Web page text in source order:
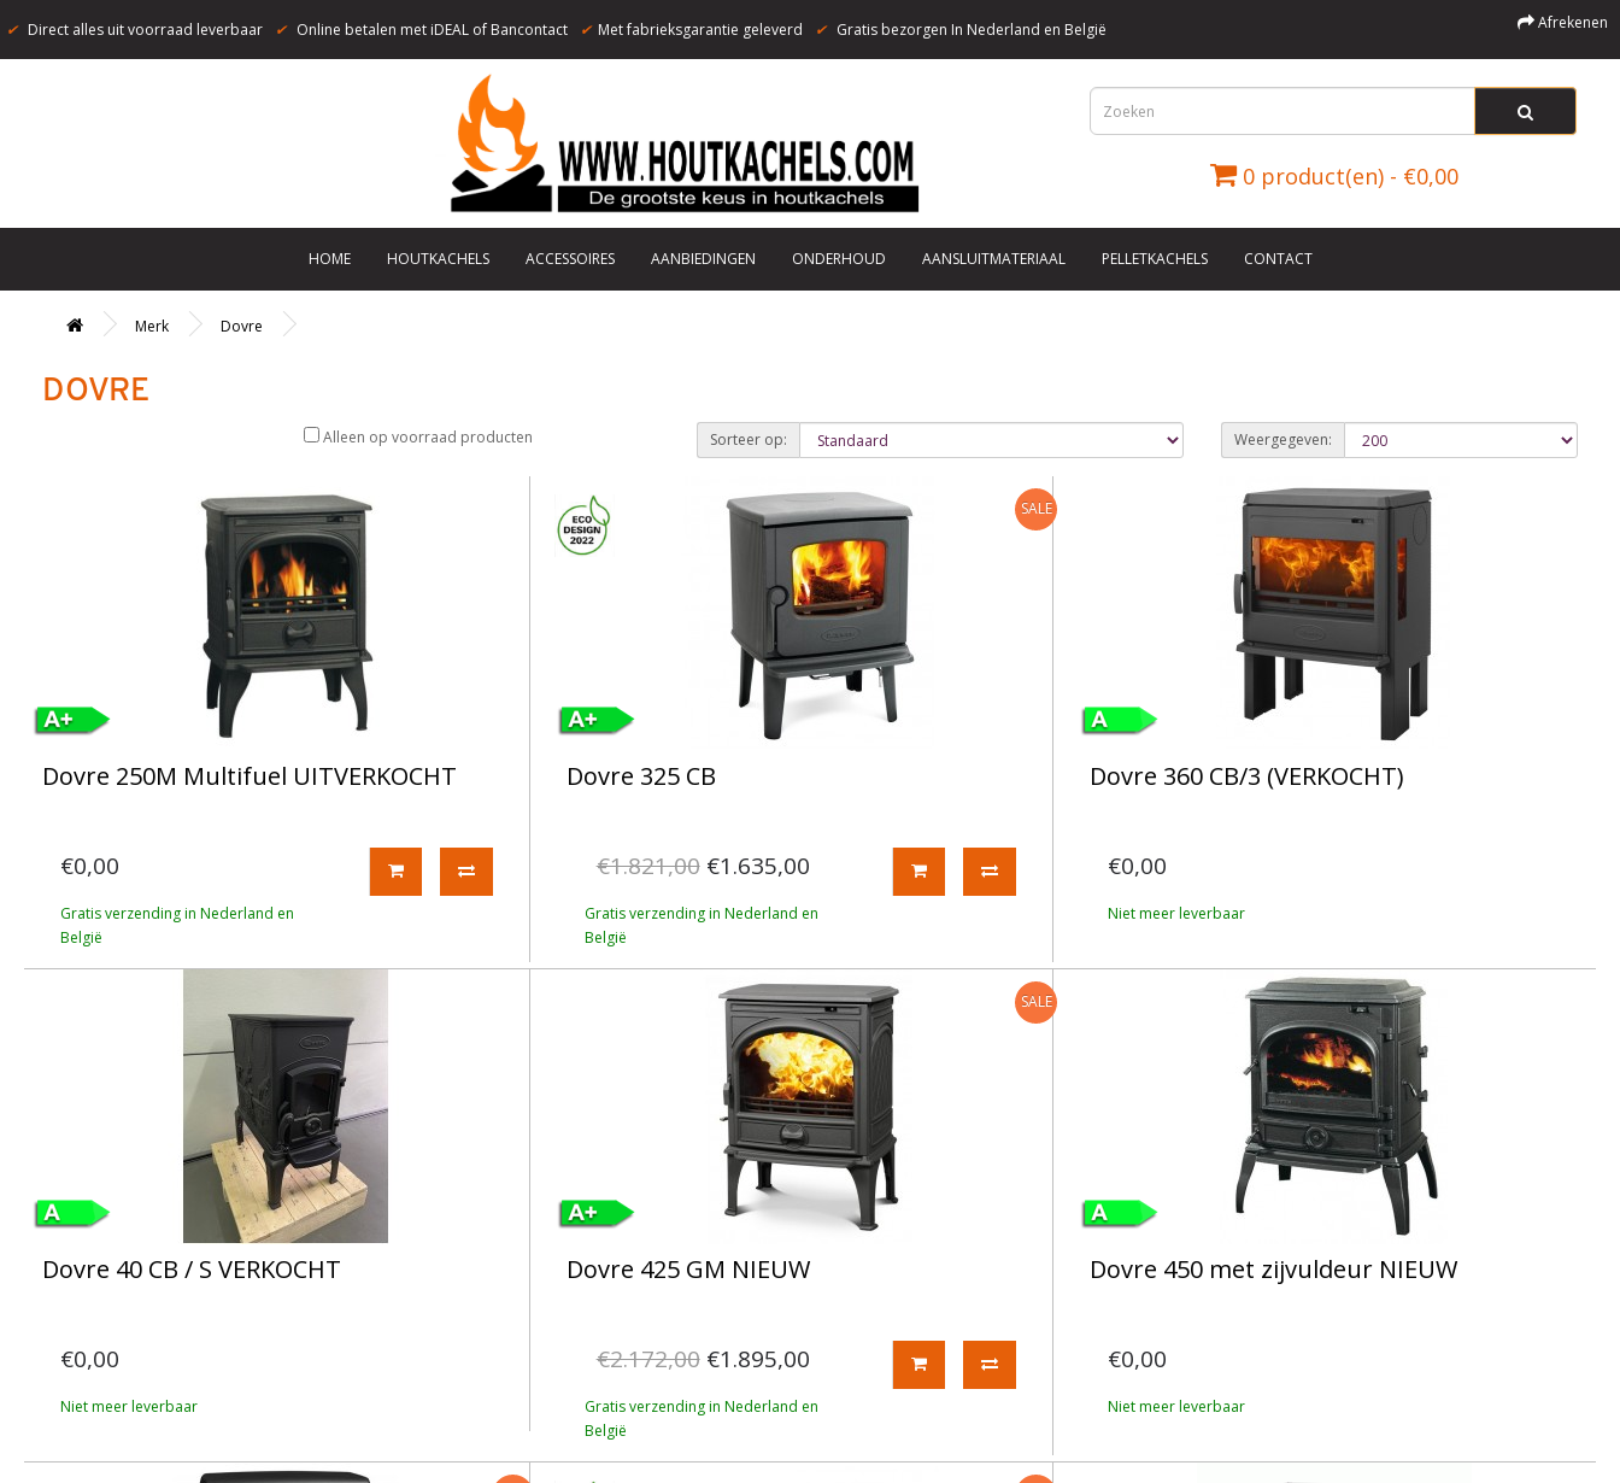
✔ Direct alles uit voorraad leverbaar ✔ Online betalen met iDEAL of Bancontact ✔ Met fabrieksgarantie geleverd ✔ Gratis bezorgen In Nederland en België Afrekenen
0 product(en) - €0,00
HOME HOUTKACHELS ACCESSOIRES AANBIEDINGEN ONDERHOUD AANSLUITMATERIAAL PELLETKACHELS CONTACT
Merk Dovre
DOVRE
Alleen op voorraad producten Sorteer op: Weergegeven:
Dovre 250M Multifuel UITVERKOCHT
€0,00
Gratis verzending in Nederland en
België
SALE
Dovre 325 CB
€1.821,00 €1.635,00
Gratis verzending in Nederland en
België
Dovre 360 CB/3 (VERKOCHT)
€0,00
Niet meer leverbaar
Dovre 40 CB / S VERKOCHT
€0,00
Niet meer leverbaar
SALE
Dovre 425 GM NIEUW
€2.172,00 €1.895,00
Gratis verzending in Nederland en
België
Dovre 450 met zijvuldeur NIEUW
€0,00
Niet meer leverbaar